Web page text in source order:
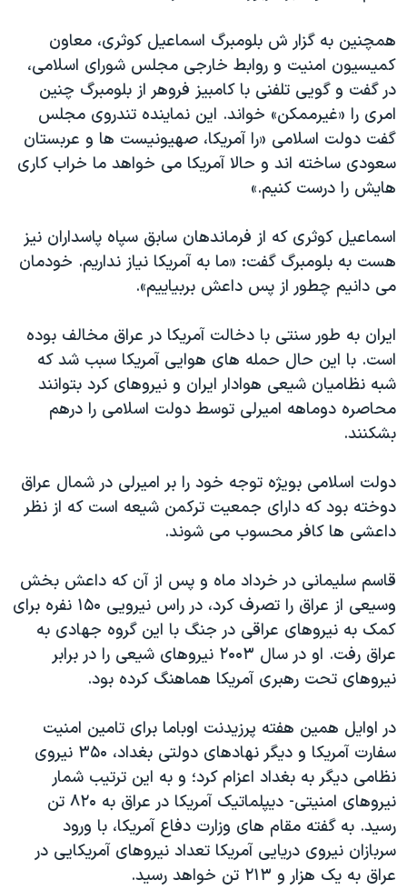
همچنین به گزار ش بلومبرگ اسماعیل کوثری، معاون
کمیسیون امنیت و روابط خارجی مجلس شورای اسلامی،
در گفت و گویی تلفنی با کامبیز فروهر از بلومبرگ چنین
امری را «غیرممکن» خواند. این نماینده تندروی مجلس
گفت دولت اسلامی «را آمریکا، صهیونیست ها و عربستان
سعودی ساخته اند و حالا آمریکا می خواهد ما خراب کاری
هایش را درست کنیم.»
اسماعیل کوثری که از فرماندهان سابق سپاه پاسداران نیز
هست به بلومبرگ گفت: «ما به آمریکا نیاز نداریم. خودمان
می دانیم چطور از پس داعش بربیاییم».
ایران به طور سنتی با دخالت آمریکا در عراق مخالف بوده
است. با این حال حمله های هوایی آمریکا سبب شد که
شبه نظامیان شیعی هوادار ایران و نیروهای کرد بتوانند
محاصره دوماهه امیرلی توسط دولت اسلامی را درهم
بشکنند.
دولت اسلامی بویژه توجه خود را بر امیرلی در شمال عراق
دوخته بود که دارای جمعیت ترکمن شیعه است که از نظر
داعشی ها کافر محسوب می شوند.
قاسم سلیمانی در خرداد ماه و پس از آن که داعش بخش
وسیعی از عراق را تصرف کرد، در راس نیرویی ۱۵۰ نفره برای
کمک به نیروهای عراقی در جنگ با این گروه جهادی به
عراق رفت. او در سال ۲۰۰۳ نیروهای شیعی را در برابر
نیروهای تحت رهبری آمریکا هماهنگ کرده بود.
در اوایل همین هفته پرزیدنت اوباما برای تامین امنیت
سفارت آمریکا و دیگر نهادهای دولتی بغداد، ۳۵۰ نیروی
نظامی دیگر به بغداد اعزام کرد؛ و به این ترتیب شمار
نیروهای امنیتی- دیپلماتیک آمریکا در عراق به ۸۲۰ تن
رسید. به گفته مقام های وزارت دفاع آمریکا، با ورود
سربازان نیروی دریایی آمریکا تعداد نیروهای آمریکایی در
عراق به یک هزار و ۲۱۳ تن خواهد رسید.